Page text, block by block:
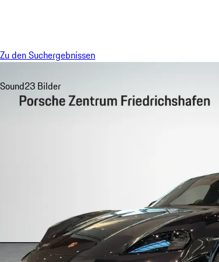
Zu den Suchergebnissen
Sound23 Bilder